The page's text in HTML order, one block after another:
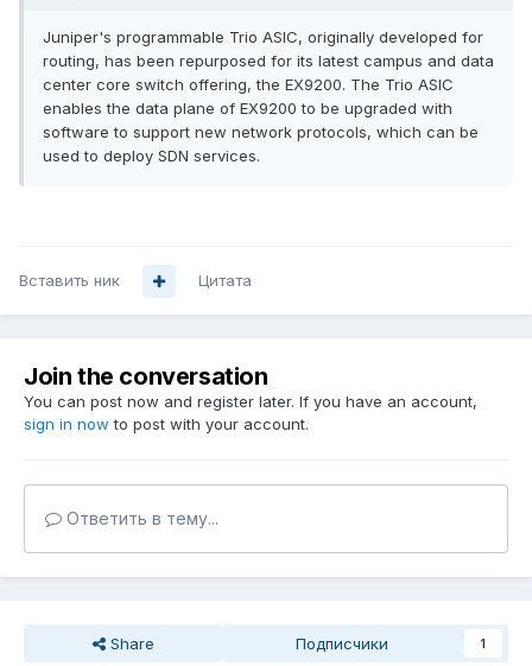
Juniper's programmable Trio ASIC, originally developed for
routing, has been repurposed for its latest campus and data
center core switch offering, the EX9200. The Trio ASIC
enables the data plane of EX9200 to be upgraded with
software to support new network protocols, which can be
used to deploy SDN services.
Вставить ник Цитата
Join the conversation
You can post now and register later. If you have an account,
sign in now to post with your account.
Ответить в тему...
Share Подписчики 1